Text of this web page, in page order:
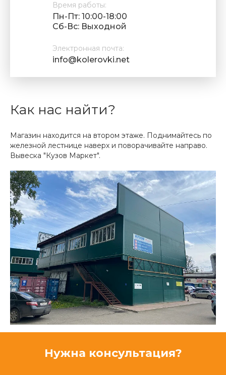
Время работы:
Пн-Пт: 10:00-18:00
Cб-Вс: Выходной
Электронная почта:
info@kolerovki.net
Как нас найти?
Магазин находится на втором этаже. Поднимайтесь по
железной лестнице наверх и поворачивайте направо.
Вывеска "Кузов Маркет".
Нужна консультация?